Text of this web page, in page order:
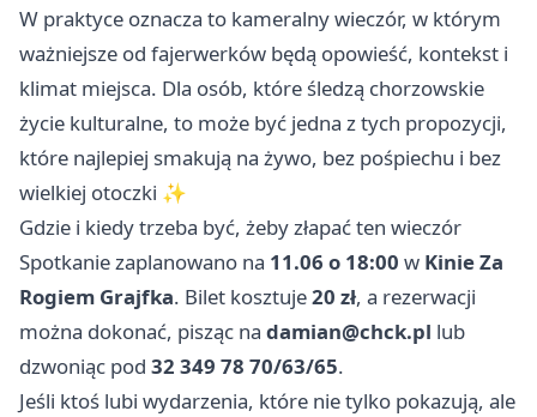
W praktyce oznacza to kameralny wieczór, w którym
ważniejsze od fajerwerków będą opowieść, kontekst i
klimat miejsca. Dla osób, które śledzą chorzowskie
życie kulturalne, to może być jedna z tych propozycji,
które najlepiej smakują na żywo, bez pośpiechu i bez
wielkiej otoczki ✨
Gdzie i kiedy trzeba być, żeby złapać ten wieczór
Spotkanie zaplanowano na 11.06 o 18:00 w Kinie Za
Rogiem Grajfka. Bilet kosztuje20 zł, a rezerwacji
można dokonać, pisząc na damian@chck.pl lub
dzwoniąc pod 32 349 78 70/63/65.
Jeśli ktoś lubi wydarzenia, które nie tylko pokazują, ale